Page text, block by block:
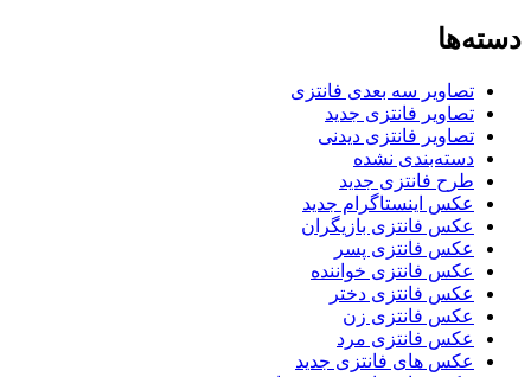
دسته‌ها
تصاویر سه بعدی فانتزی
تصاویر فانتزی جدید
تصاویر فانتزی دیدنی
دسته‌بندی نشده
طرح فانتزی جدید
عکس اینستاگرام جدید
عکس فانتزی بازیگران
عکس فانتزی پسر
عکس فانتزی خواننده
عکس فانتزی دختر
عکس فانتزی زن
عکس فانتزی مرد
عکس های فانتزی جدید